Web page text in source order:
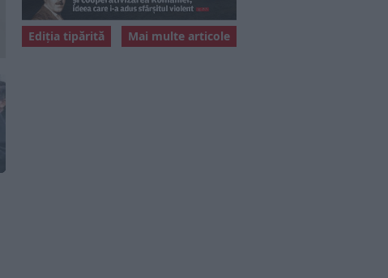
Mai multe articole
Ediția tipărită